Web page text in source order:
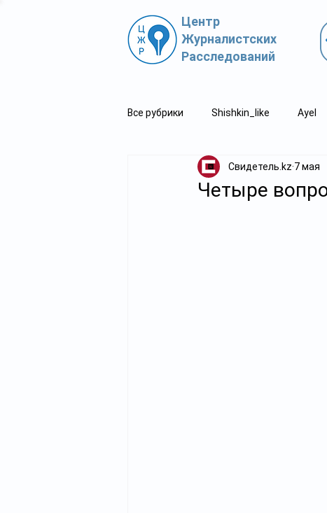
Центр
Журналистских
Расследований
Все рубрики Shishkin_like Ayel
Политпросвет.kz Свидетель.kz
Четыре
Свидетель.kz 7 мая